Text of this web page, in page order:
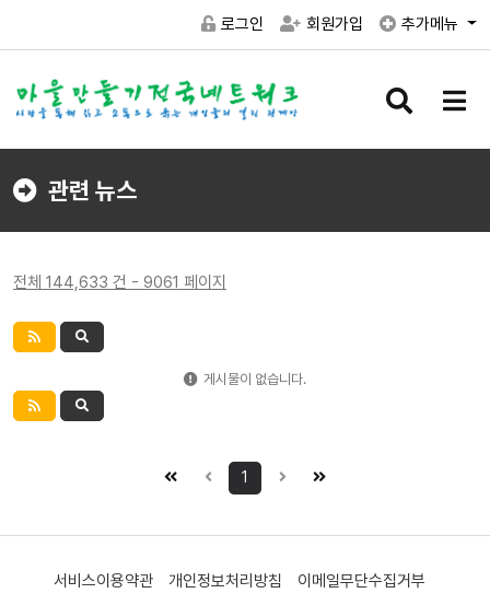
로그인 회원가입 추가메뉴
검
버
메
버
관련 뉴스
전체 144,633 건 - 9061 페이지
게시물이 없습니다.
1
서비스이용약관 개인정보처리방침
이메일무단수집거부